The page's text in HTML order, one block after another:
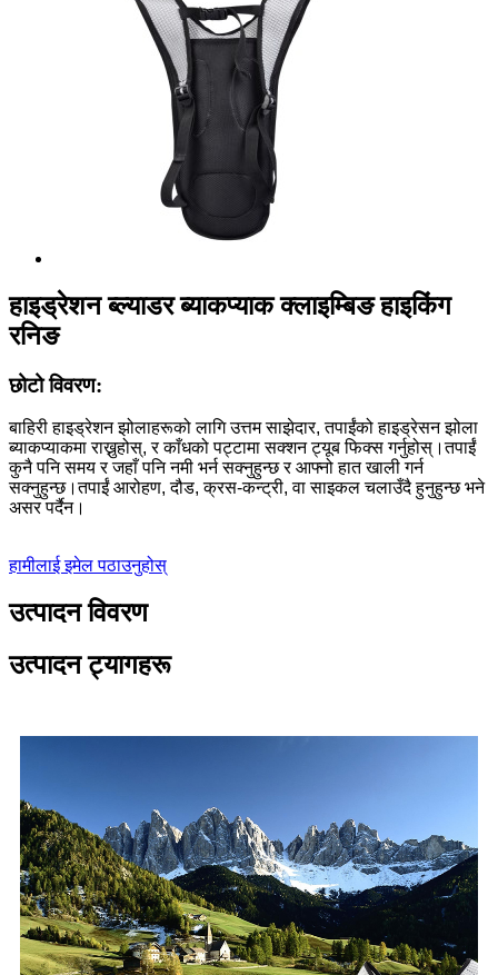
हाइड्रेशन ब्ल्याडर ब्याकप्याक क्लाइम्बिङ हाइकिंग
रनिङ
छोटो विवरण:
बाहिरी हाइड्रेशन झोलाहरूको लागि उत्तम साझेदार, तपाईंको हाइड्रेसन झोला
ब्याकप्याकमा राख्नुहोस्, र काँधको पट्टामा सक्शन ट्यूब फिक्स गर्नुहोस्।तपाईं
कुनै पनि समय र जहाँ पनि नमी भर्न सक्नुहुन्छ र आफ्नो हात खाली गर्न
सक्नुहुन्छ।तपाईं आरोहण, दौड, क्रस-कन्ट्री, वा साइकल चलाउँदै हुनुहुन्छ भने
असर पर्दैन।
हामीलाई इमेल पठाउनुहोस्
उत्पादन विवरण
उत्पादन ट्यागहरू